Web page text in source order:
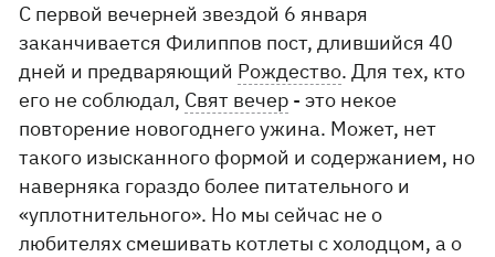
С первой вечерней звездой 6 января
заканчивается Филиппов пост, длившийся 40
дней и предваряющий Рождество. Для тех, кто
его не соблюдал, Свят вечер - это некое
повторение новогоднего ужина. Может, нет
такого изысканного формой и содержанием, но
наверняка гораздо более питательного и
«уплотнительного». Но мы сейчас не о
любителях смешивать котлеты с холодцом, а о